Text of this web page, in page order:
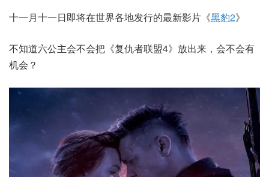
十一月十一日即将在世界各地发行的最新影片《黑豹2》
不知道六公主会不会把《复仇者联盟4》放出来，会不会有
机会？